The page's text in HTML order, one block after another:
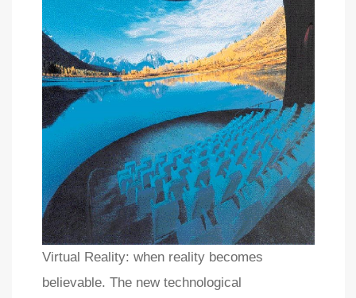
Virtual Reality: when reality becomes
believable. The new technological